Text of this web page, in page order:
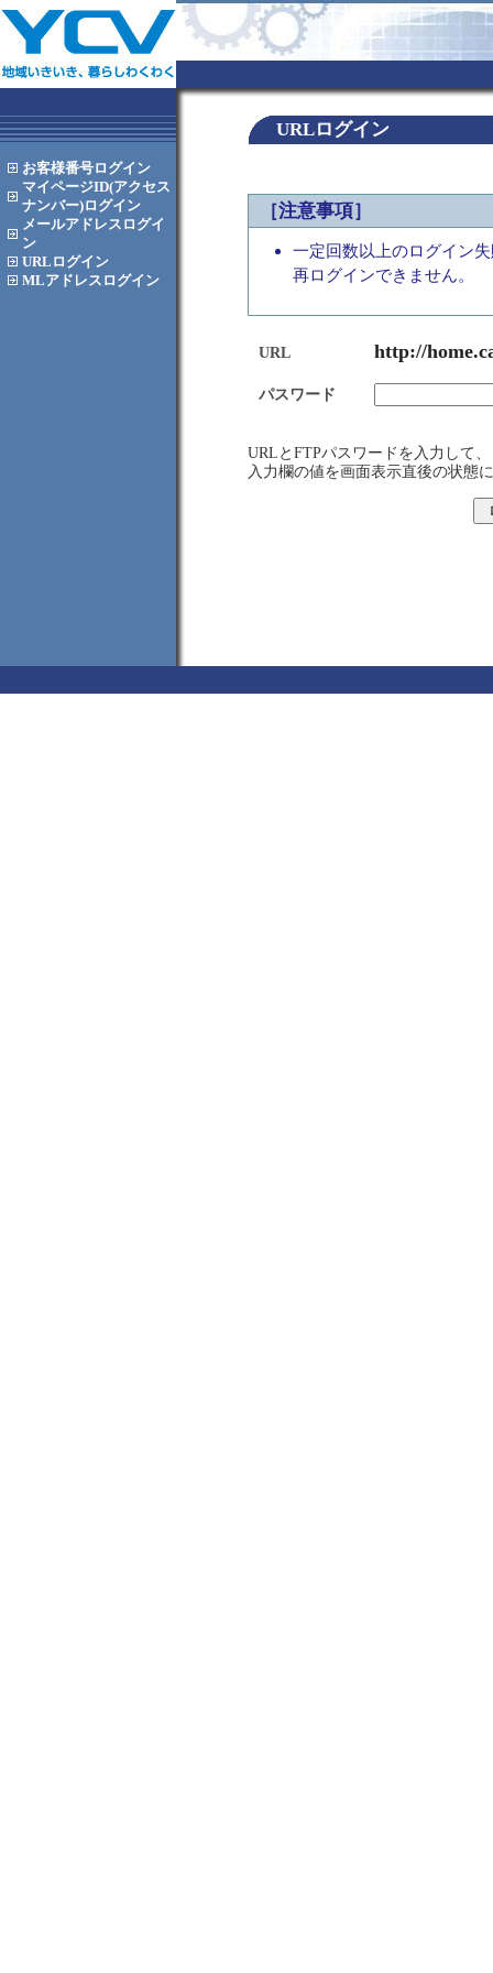
お客様番号ログイン
マイページID(アクセス
ナンバー)ログイン
メールアドレス ログイ
ン
URL ログイン
MLアドレス ログイン
URLログイン
［注意事項］
一定回数以上のログイン
再ログインできません。
URL http://
パスワード
URLとFTPパスワードを入力して
入力欄の値を画面表示直後の状態